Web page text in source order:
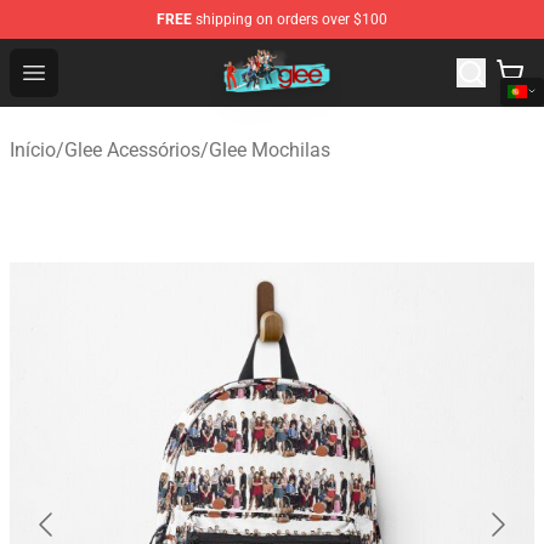
FREE shipping on orders over $100
Open menu
Glee Store - Official Glee Merchandise Shop
Início/Glee Acessórios/Glee Mochilas